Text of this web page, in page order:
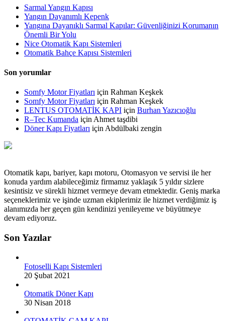
Sarmal Yangın Kapısı
Yangın Dayanımlı Kepenk
Yangına Dayanıklı Sarmal Kapılar: Güvenliğinizi Korumanın
Önemli Bir Yolu
Nice Otomatik Kapı Sistemleri
Otomatik Bahçe Kapısı Sistemleri
Son yorumlar
Somfy Motor Fiyatları için Rahman Keşkek
Somfy Motor Fiyatları için Rahman Keşkek
LENTUS OTOMATİK KAPI için Burhan Yazıcıoğlu
R–Tec Kumanda için Ahmet taşdibi
Döner Kapı Fiyatları için Abdülbaki zengin
Otomatik kapı, bariyer, kapı motoru, Otomasyon ve servisi ile her
konuda yardım alabileceğimiz firmamız yaklaşık 5 yıldır sizlere
kesintisiz ve sürekli hizmet vermeye devam etmektedir. Geniş marka
seçeneklerimiz ve işinde uzman ekiplerimiz ile hizmet verdiğimiz iş
alanımızda her geçen gün kendinizi yenileyeme ve büyütmeye
devam ediyoruz.
Son Yazılar
Fotoselli Kapı Sistemleri
20 Şubat 2021
Otomatik Döner Kapı
30 Nisan 2018